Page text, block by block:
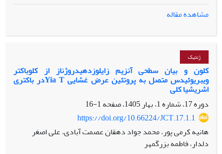
‏شناخته‌شده‌ترین واکسن مورد استفاده در درمان سرطان مثانه
عضلانی، از طریق تحریک پاسخ‌های ایمنی غیراختصاصی، نقش
جدیدتری شامل واکسن‌های مبتنی بر سلول، ‏به‌ویژه واکسن‌های
mRNA ‎توسعه ‏یافته‌اند که با هدف القای پاسخ ایمنی اختصاصی
ضدتومور طراحی شده‌اند. این واکسن‌ها با شناسایی و ‏هدف قرار
دادن آنتی‌ژن‌های مرتبط با تومور، ظرفیت مناسبی برای بهبود نتایج
درمانی دارند. همچنین، ‏ترکیب این راهبردها با مهارکننده‌های
نقاط بازرسی ایمنی، مانند‎ PD-1‎، می‌تواند اثربخشی درمان را
‏افزایش دهد. در این مقاله مروری، انواع واکسن‌های مورد
مشاهده مقاله
ژنتیک
کلون و بیان سطحی آنزیم زایلوزدهیدروژناز از کلوباکتر
ویبریوئیدس متصل به پروتئین عرض غشایی Yia Tدر باکتری
اشریشیا کلی
دوره 17، شماره 1، بهار 1405، صفحه
1-16
https://doi.org/10.66224/JCT.17.1.1
هانیه کرمی پور، محمد جواد دهقان عصمت آبادی، علی اصغر
دلدار، فاطمه بزرگمهر